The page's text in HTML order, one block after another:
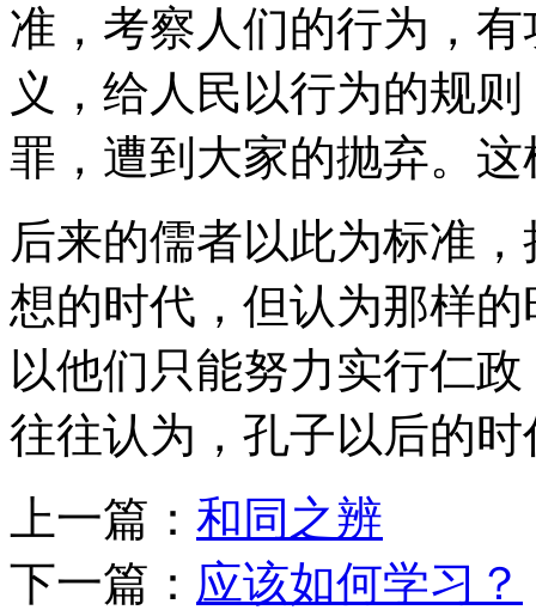
准，考察人们的行为，
义，给人民以行为的规
罪，遭到大家的抛弃。
后来的儒者以此为标准
想的时代，但认为那样
以他们只能努力实行仁
往往认为，孔子以后的
上一篇： 和同之辨
下一篇： 应该如何学习？